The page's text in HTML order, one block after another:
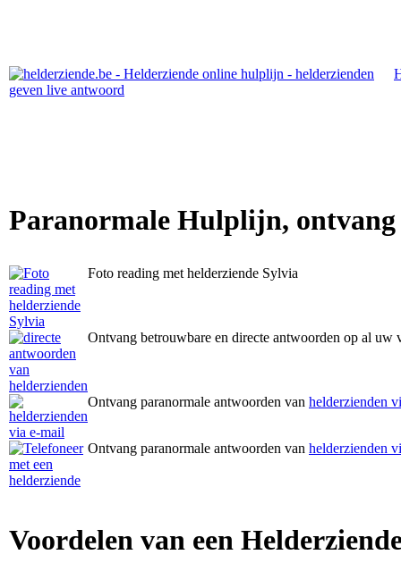
Paranormale Hulplijn,
Foto reading met helderziende Sylvia
Ontvang betrouwbare en directe antwoorden op al uw
Ontvang paranormale antwoorden van helderzienden
Ontvang paranormale antwoorden van helderzienden
Voordelen van een